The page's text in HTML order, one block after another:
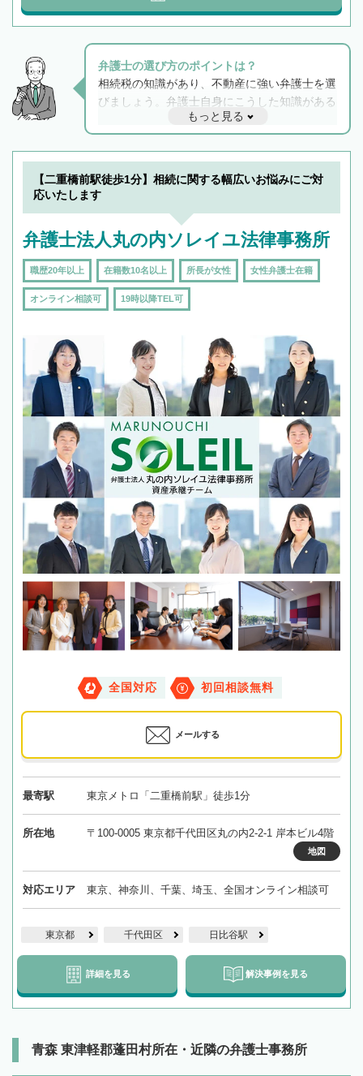
弁護士の選び方のポイントは？
相続税の知識があり、不動産に強い弁護士を選
びましょう。弁護士自身にこうした知識がある
と他士業との連携もスムーズに進み、トラブル
解決のみならず相続をトータルで任せることが
できます。また、相続は感情がからむ分野なの
でフィーリングも重要です。実際に電話や面談
で複数の弁護士と会話をしてウマが合う方に依
もっと見る
【二重橋前駅徒歩1分】相続に関する幅広いお悩みにご対
応いたします
弁護士法人丸の内ソレイユ法律事務所
職歴20年以上 在籍数10名以上 所長が女性 女性弁護士在籍
オンライン相談可 19時以降TEL可
全国対応 初回相談無料
メールする
最寄駅 東京メトロ「二重橋前駅」徒歩1分
所在地 〒100-0005 東京都千代田区丸の内2-2-1 岸本ビル4階
地図
対応エリア 東京、神奈川、千葉、埼玉、全国オンライン相談可
東京都 千代田区 日比谷駅
詳細を見る 解決事例を見る
青森 東津軽郡蓬田村所在・近隣の弁護士事務所